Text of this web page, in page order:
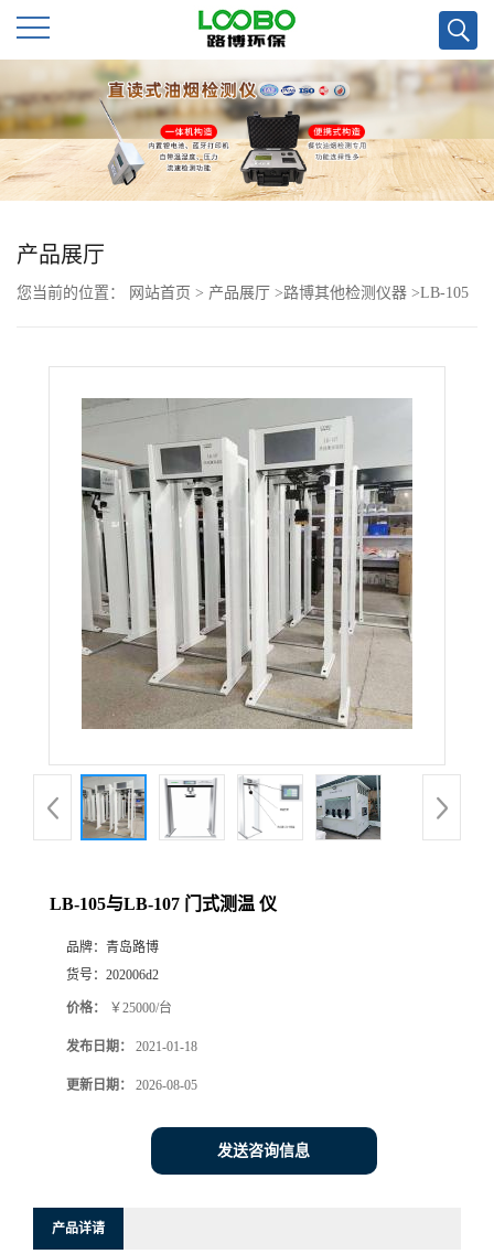
公
司
首
页
公
品
厅
系
产品展厅
您当前的位置： 网站首页 > 产品展厅 >路博其他检测仪器 >LB-105
LB-105与LB-107 门式测温 仪
品牌： 青岛路博
货号： 202006d2
价格： ￥25000/台
发布日期： 2021-01-18
更新日期： 2026-08-05
发送咨询信息
产品详请